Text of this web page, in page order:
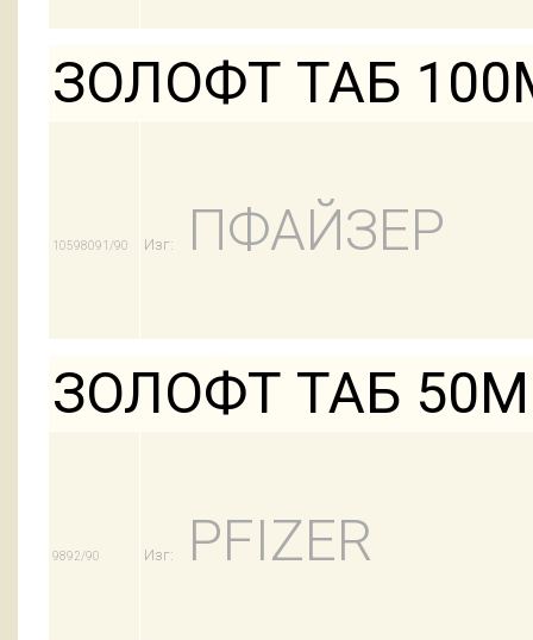
ЗОЛОФТ ТАБ
10598091/90 Изг: ПФАЙЗЕР
ЗОЛОФТ ТАБ
9892/90 Изг: PFIZER